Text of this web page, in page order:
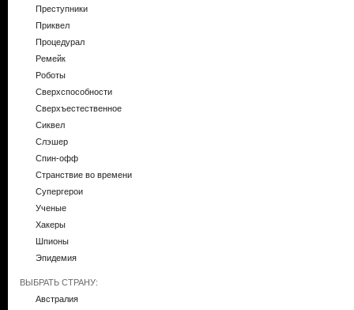
Преступники
Приквел
Процедурал
Ремейк
Роботы
Сверхспособности
Сверхъестественное
Сиквел
Слэшер
Спин-офф
Странствие во времени
Супергерои
Ученые
Хакеры
Шпионы
Эпидемия
ВЫБРАТЬ СТРАНУ:
Австралия